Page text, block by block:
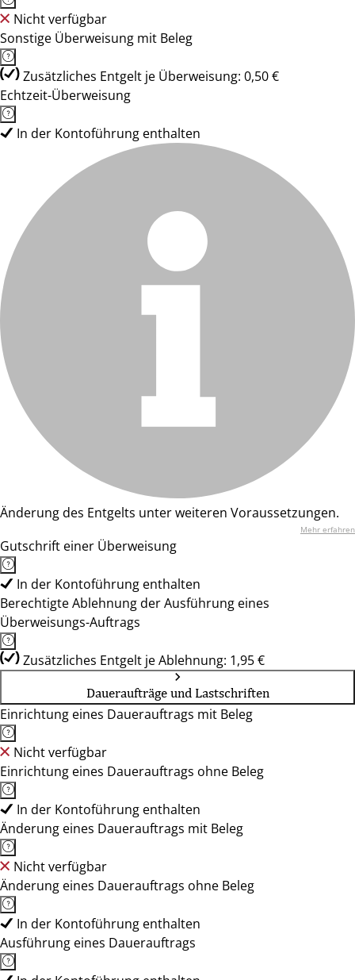
Nicht verfügbar
Sonstige Überweisung mit Beleg
Zusätzliches Entgelt je Überweisung: 0,50 €
Echtzeit-Überweisung
In der Kontoführung enthalten
Änderung des Entgelts unter weiteren Voraussetzungen.
Mehr erfahren
Gutschrift einer Überweisung
In der Kontoführung enthalten
Berechtigte Ablehnung der Ausführung eines
Überweisungs-Auftrags
Zusätzliches Entgelt je Ablehnung: 1,95 €
Daueraufträge und Lastschriften
Einrichtung eines Dauerauftrags mit Beleg
Nicht verfügbar
Einrichtung eines Dauerauftrags ohne Beleg
In der Kontoführung enthalten
Änderung eines Dauerauftrags mit Beleg
Nicht verfügbar
Änderung eines Dauerauftrags ohne Beleg
In der Kontoführung enthalten
Ausführung eines Dauerauftrags